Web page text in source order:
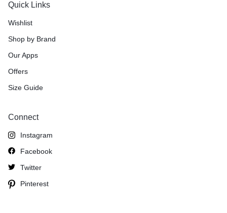
Quick Links
Wishlist
Shop by Brand
Our Apps
Offers
Size Guide
Connect
Instagram
Facebook
Twitter
Pinterest